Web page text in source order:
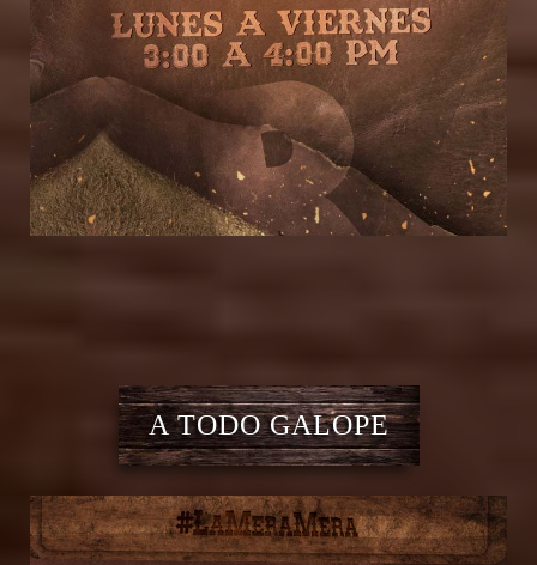
A TODO GALOPE